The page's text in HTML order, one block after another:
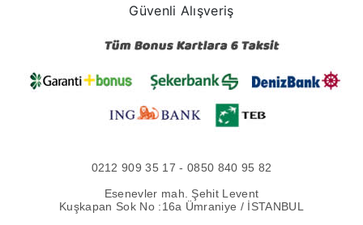
Güvenli Alışveriş
0212 909 35 17 - 0850 840 95 82
Esenevler mah. Şehit Levent
Kuşkapan Sok No :16a Ümraniye / İSTANBUL